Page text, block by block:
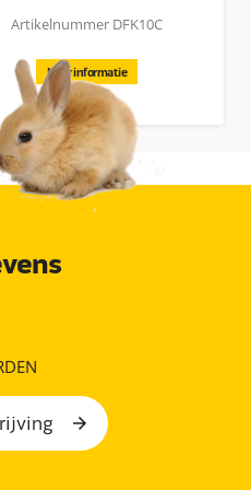
Artikelnummer DFK10C
Meer informatie